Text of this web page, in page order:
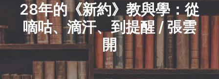
28年的《新約》教與學：從
嘀咕、滴汗、到提醒 / 張雲
開